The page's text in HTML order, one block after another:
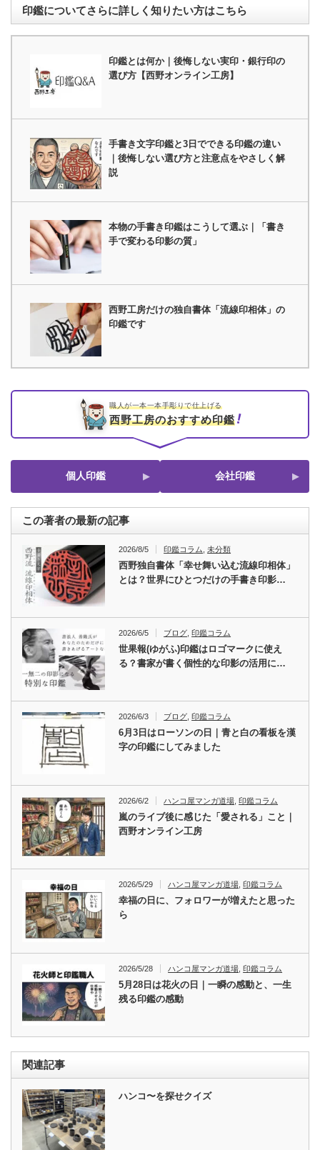
印鑑についてさらに詳しく知りたい方はこちら
印鑑とは何か｜後悔しない実印・銀行印の
選び方【西野オンライン工房】
手書き文字印鑑と3日でできる印鑑の違い
｜後悔しない選び方と注意点をやさしく解
説
本物の手書き印鑑はこうして選ぶ｜「書き
手で変わる印影の質」
西野工房だけの独自書体「流線印相体」の
印鑑です
職人が一本一本手彫りで仕上げる
西野工房のおすすめ印鑑
個人印鑑 会社印鑑
この著者の最新の記事
2026/8/5 印鑑コラム ,未分類
西野独自書体「幸せ舞い込む流線印相体」
とは？世界にひとつだけの手書き印影…
2026/6/5 ブログ ,印鑑コラム
世果報(ゆがふ)印鑑はロゴマークに使え
る？書家が書く個性的な印影の活用に…
2026/6/3 ブログ,印鑑コラム
6月3日はローソンの日｜青と白の看板を漢
字の印鑑にしてみました
2026/6/2 ハンコ屋マンガ道場 ,印鑑コラム
嵐のライブ後に感じた「愛される」こと｜
西野オンライン工房
2026/5/29 ハンコ屋マンガ道場 印鑑コラム
幸福の日に、フォロワーが増えたと思った
ら
2026/5/28 ハンコ屋マンガ道場 ,印鑑コラム
5月28日は花火の日｜一瞬の感動と、一生
残る印鑑の感動
関連記事
ハンコ〜を探せクイズ